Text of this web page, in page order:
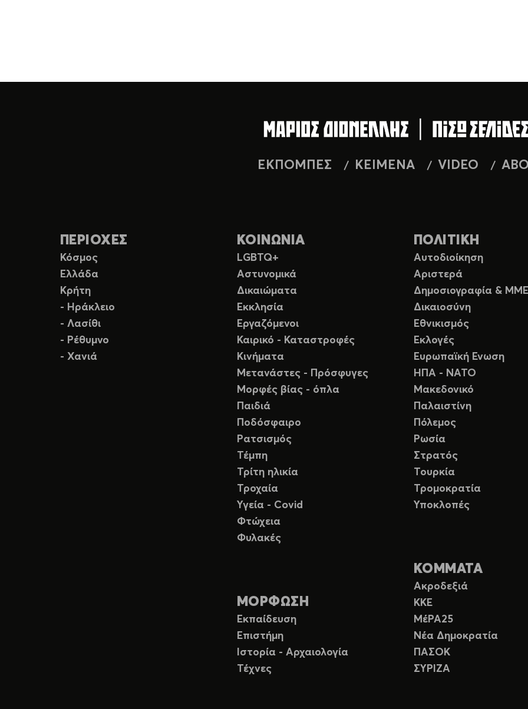
ΕΚΠΟΜΠΕΣ ΚΕΙΜΕΝΑ VIDEO
ΠΕΡΙΟΧΕΣ
Κόσμος
Ελλάδα
Κρήτη
- Ηράκλειο
- Λασίθι
- Ρέθυμνο
- Χανιά
ΚΟΙΝΩΝΙΑ
LGBTQ+
Αστυνομικά
Δικαιώματα
Εκκλησία
Εργαζόμενοι
Καιρικό - Καταστροφές
Κινήματα
Μετανάστες - Πρόσφυγες
Μορφές βίας - όπλα
Παιδιά
Ποδόσφαιρο
Ρατσισμός
Τέμπη
Τρίτη ηλικία
Τροχαία
Υγεία - Covid
Φτώχεια
Φυλακές
ΜΟΡΦΩΣΗ
Εκπαίδευση
Επιστήμη
Ιστορία - Αρχαιολογία
Τέχνες
ΠΟΛΙΤΙΚΗ
Αυτοδιοίκηση
Αριστερά
Δημοσιογραφία & ΜΜΕ
Δικαιοσύνη
Εθνικισμός
Εκλογές
Ευρωπαϊκή Ενωση
ΗΠΑ - ΝΑΤΟ
Μακεδονικό
Παλαιστίνη
Πόλεμος
Ρωσία
Στρατός
Τουρκία
Τρομοκρατία
Υποκλοπές
ΚΟΜΜΑΤΑ
Ακροδεξιά
ΚΚΕ
ΜέΡΑ25
Νέα Δημοκρατία
ΠΑΣΟΚ
ΣΥΡΙΖΑ